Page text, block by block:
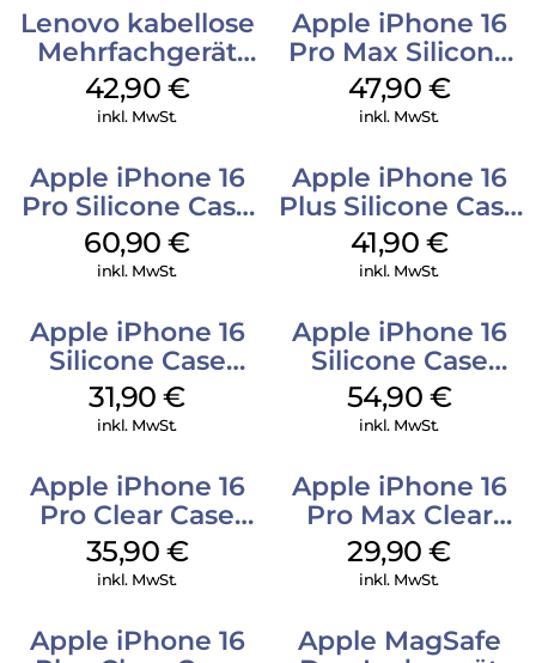
Lenovo kabellose
Mehrfachgerät
Luna Grey
42,90 €
inkl. MwSt.
Apple iPhone 16
Pro Max Silicone
Case MagSafe
Black
47,90 €
inkl. MwSt.
Apple iPhone 16
Pro Silicone Case
MagSafe Stone
Gray
60,90€
inkl. MwSt.
Apple iPhone 16
Plus Silicone Case
MagSafe Stone
Gray
41,90 €
inkl. MwSt.
Apple iPhone 16
Silicone Case
MagSafe Fuchsia
31,90€
inkl. MwSt.
Apple iPhone 16
Silicone Case
MagSafe Black
54,90 €
inkl. MwSt.
Apple iPhone 16
Pro Clear Case
MagSafe
Transparent
35,90 €
inkl. MwSt.
Apple iPhone 16
Pro Max Clear
Case MagSafe
Transparent
29,90€
inkl. MwSt.
Apple iPhone 16
Apple MagSafe